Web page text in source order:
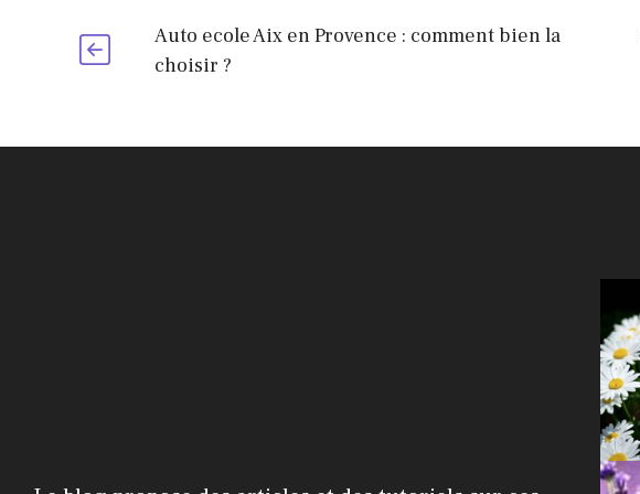
Auto ecole Aix en Provence : comment bien la
choisir ?